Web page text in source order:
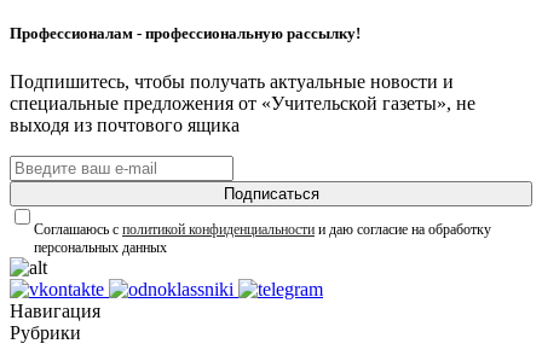
Профессионалам - профессиональную рассылку!
Подпишитесь, чтобы получать актуальные новости и
специальные предложения от «Учительской газеты», не
выходя из почтового ящика
Подписаться
Соглашаюсь с политикой конфиденциальности и даю согласие на обработку
персональных данных
Навигация
Рубрики